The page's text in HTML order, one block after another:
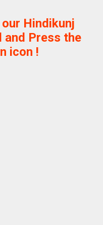
Hindikunj
and Press the
icon !